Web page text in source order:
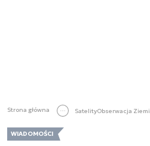
Strona główna SatelityObserwacja Ziemi
WIADOMOŚCI